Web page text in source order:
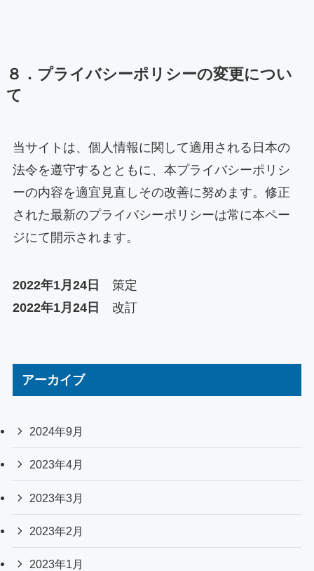
８．プライバシーポリシーの変更につい
て
当サイトは、個人情報に関して適用される日本の
法令を遵守するとともに、本プライバシーポリシ
ーの内容を適宜見直しその改善に努めます。修正
された最新のプライバシーポリシーは常に本ペー
ジにて開示されます。
2022年1月24日
策定
2022年1月24日
改訂
アーカイブ
2024年9月
2023年4月
2023年3月
2023年2月
2023年1月